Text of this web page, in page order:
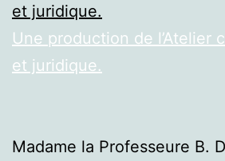
et juridique.
Une production de l’Atelier
et juridique.
Madame la Professeure B.